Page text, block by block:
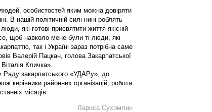
особистостей яким можна довіряти
В нашій політичній силі нині роблять
які готові присвятити життя якісній
щоб навколо мене були ті люди, які
так і Україні зараз потрібна саме
Валерій Пацкан, голова Закарпатської
Кличка».
закарпатського «УДАРу», до
керівники районних організацій, робота
місяців.
Лариса Сухомлин